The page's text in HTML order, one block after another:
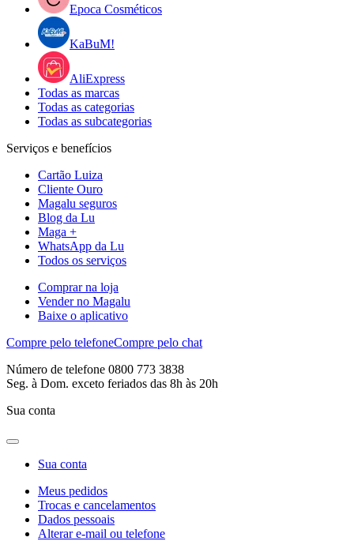
Epoca Cosméticos
KaBuM!
AliExpress
Todas as marcas
Todas as categorias
Todas as subcategorias
Serviços e benefícios
Cartão Luiza
Cliente Ouro
Magalu seguros
Blog da Lu
Maga +
WhatsApp da Lu
Todos os serviços
Comprar na loja
Vender no Magalu
Baixe o aplicativo
Compre pelo telefoneCompre pelo chat
Número de telefone 0800 773 3838
Seg. à Dom. exceto feriados das 8h às 20h
Sua conta
Sua conta
Meus pedidos
Trocas e cancelamentos
Dados pessoais
Alterar e-mail ou telefone